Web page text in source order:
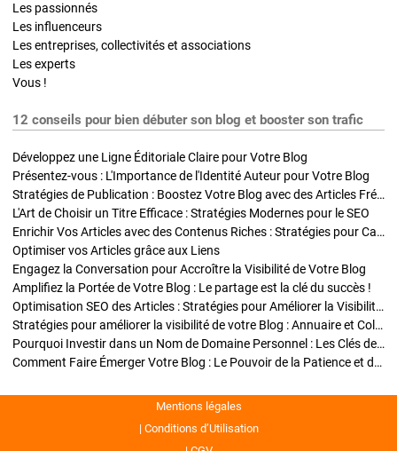
Les passionnés
Les influenceurs
Les entreprises, collectivités et associations
Les experts
Vous !
12 conseils pour bien débuter son blog et booster son trafic
Développez une Ligne Éditoriale Claire pour Votre Blog
Présentez-vous : L'Importance de l'Identité Auteur pour Votre Blog
Stratégies de Publication : Boostez Votre Blog avec des Articles Fréquents et Exclusifs
L'Art de Choisir un Titre Efficace : Stratégies Modernes pour le SEO
Enrichir Vos Articles avec des Contenus Riches : Stratégies pour Captiver et Optimiser
Optimiser vos Articles grâce aux Liens
Engagez la Conversation pour Accroître la Visibilité de Votre Blog
Amplifiez la Portée de Votre Blog : Le partage est la clé du succès !
Optimisation SEO des Articles : Stratégies pour Améliorer la Visibilité de Votre Blog
Stratégies pour améliorer la visibilité de votre Blog : Annuaire et Collaborations
Pourquoi Investir dans un Nom de Domaine Personnel : Les Clés de la Réussite de Votre Blog
Comment Faire Émerger Votre Blog : Le Pouvoir de la Patience et de la Persévérance
Mentions légales
Conditions d’Utilisation